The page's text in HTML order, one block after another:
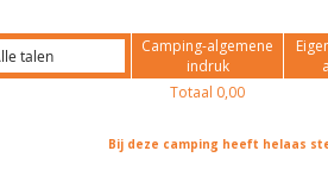
Camping-algemene
indruk
Totaal 0,00
Bij deze camping heeft helaas